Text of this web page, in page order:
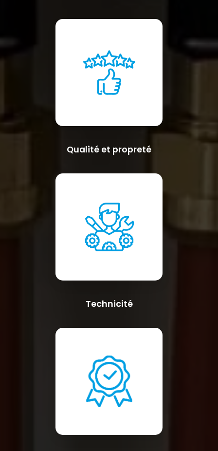
Qualité et propreté
Technicité